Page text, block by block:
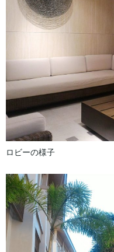
ロビーの様子